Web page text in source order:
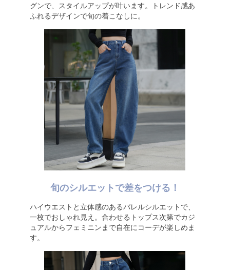
グンで、スタイルアップが叶います。トレンド感あ
ふれるデザインで旬の着こなしに。
旬のシルエットで差をつける！
ハイウエストと立体感のあるバレルシルエットで、
一枚でおしゃれ見え。合わせるトップス次第でカジ
ュアルからフェミニンまで自在にコーデが楽しめま
す。